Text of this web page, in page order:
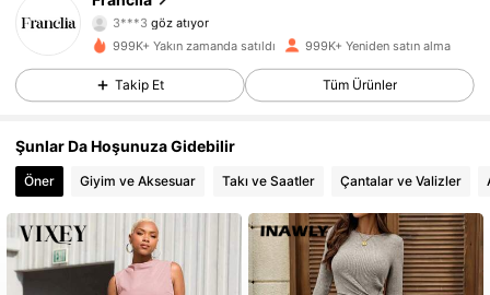
3***3göz atıyor
4,72
1.6M Takipçiler
4,72 1.6M Takipçiler
4,72 1.6M Takipçiler
4,72 1.6M Takipçiler
999K+ Yakın zamanda satıldı 999K+ Yeniden satın alma
Takip Et Tüm Ürünler
Şunlar Da Hoşunuza Gidebilir
Öner Giyim ve Aksesuar Takı ve Saatler Çantalar ve Valizler